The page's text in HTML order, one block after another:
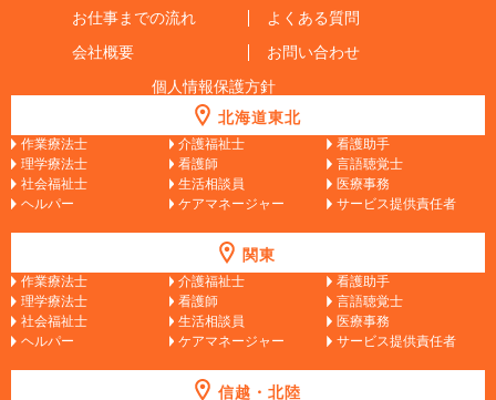
お仕事までの流れ
よくある質問
会社概要
お問い合わせ
個人情報保護方針
北海道東北
作業療法士 介護福祉士
看護助手
理学療法士
看護師
言語聴覚士
社会福祉士
生活相談員
医療事務
ヘルパー
ケアマネージャー サービス提供責任者
関東
作業療法士 介護福祉士
看護助手
理学療法士
看護師
言語聴覚士
社会福祉士
生活相談員
医療事務
ヘルパー
ケアマネージャー サービス提供責任者
信越・北陸